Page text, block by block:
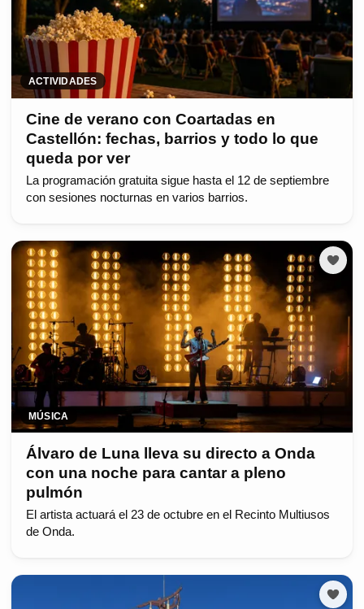
ACTIVIDADES
Cine de verano con Coartadas en
Castellón: fechas, barrios y todo lo que
queda por ver
La programación gratuita sigue hasta el 12 de septiembre
con sesiones nocturnas en varios barrios.
MÚSICA
Álvaro de Luna lleva su directo a Onda
con una noche para cantar a pleno
pulmón
El artista actuará el 23 de octubre en el Recinto Multiusos
de Onda.